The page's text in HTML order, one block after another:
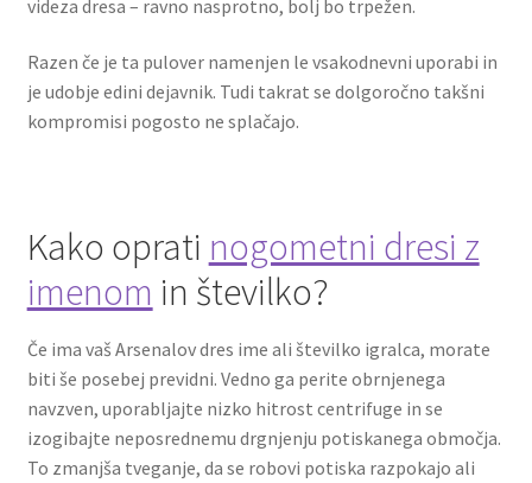
videza dresa – ravno nasprotno, bolj bo trpežen.
Razen če je ta pulover namenjen le vsakodnevni uporabi in
je udobje edini dejavnik. Tudi takrat se dolgoročno takšni
kompromisi pogosto ne splačajo.
Kako oprati nogometni dresi z
imenom in številko?
Če ima vaš Arsenalov dres ime ali številko igralca, morate
biti še posebej previdni. Vedno ga perite obrnjenega
navzven, uporabljajte nizko hitrost centrifuge in se
izogibajte neposrednemu drgnjenju potiskanega območja.
To zmanjša tveganje, da se robovi potiska razpokajo ali